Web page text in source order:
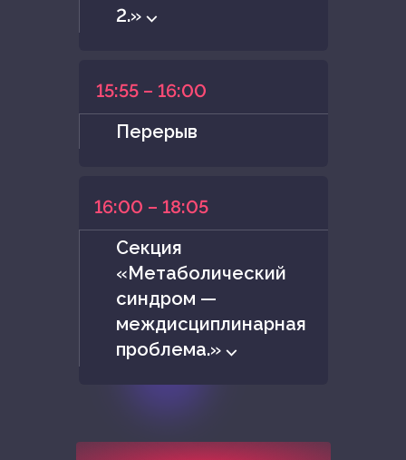
2.» ⌵
15:55 – 16:00
Перерыв
16:00 – 18:05
Cекция
«Метаболический
синдром —
междисциплинарная
проблема.» ⌵